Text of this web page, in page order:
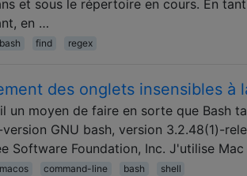
et sous le répertoire en cours. En
en …
bash find regex
des onglets insensibles à
un moyen de faire en sorte que Bash
GNU bash, version 3.2.48(1)-
Software Foundation, Inc. J'utilise Mac
macos command-line bash shell